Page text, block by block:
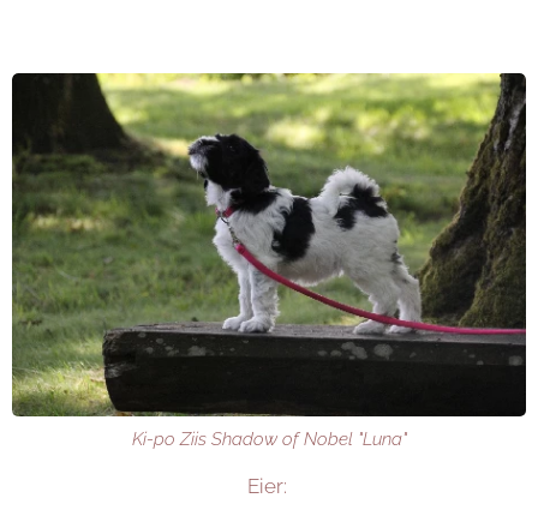
Ki-po Ziis Shadow of Nobel "Luna"
Eier: